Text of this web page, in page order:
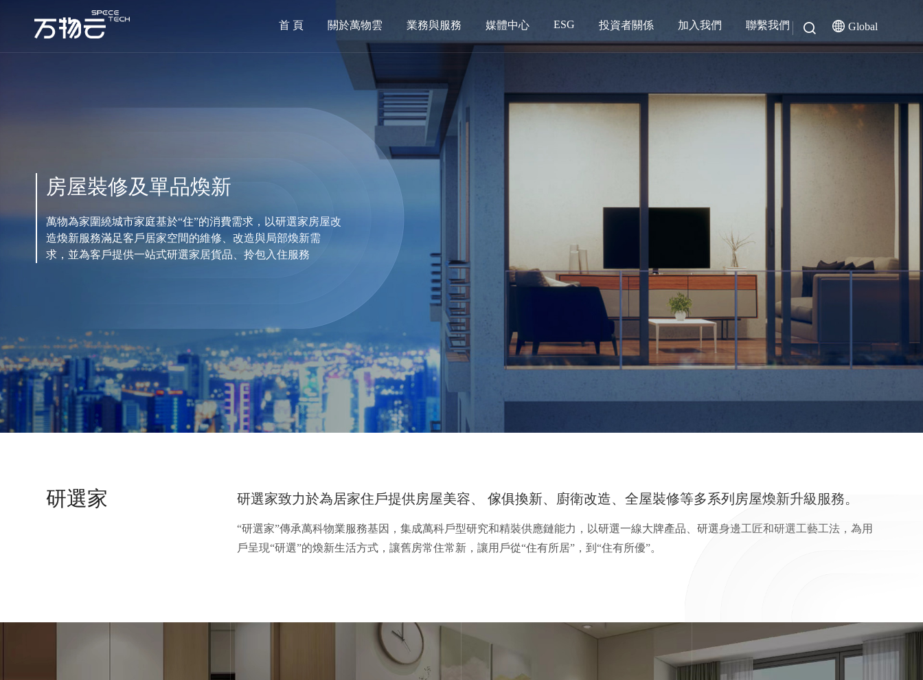
首 頁 關於萬物雲 業務與服務 媒體中心 ESG 投資者關係 加入我們 聯繫我們 Global
房屋裝修及單品煥新
萬物為家圍繞城市家庭基於“住”的消費需求，以研選家房屋改
造煥新服務滿足客戶居家空間的維修、改造與局部煥新需
求，並為客戶提供一站式研選家居貨品、拎包入住服務
研選家 研選家致力於為居家住戶提供房屋美容、 傢俱換新、廚衛改造、全屋裝修等多系列房屋煥新升級服務。
“研選家”傳承萬科物業服務基因，集成萬科戶型研究和精裝供應鏈能力，以研選一線大牌產品、研選身邊工匠和研選工藝工法，為用
戶呈現“研選”的煥新生活方式，讓舊房常住常新，讓用戶從“住有所居”，到“住有所優”。